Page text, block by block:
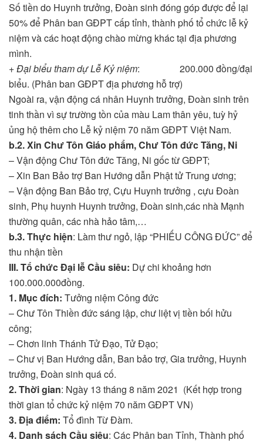
Số tiền do Huynh trưởng, Đoàn sinh đóng góp được để lại
50% để Phân ban GĐPT cấp tỉnh, thành phố tổ chức lễ kỷ
niệm và các hoạt động chào mừng khác tại địa phương
mình.
+Đại biểu tham dự Lễ Kỷ niệm: 200.000 đồng/đại
biểu. (Phân ban GĐPT địa phương hỗ trợ)
Ngoài ra, vận động cá nhân Huynh trưởng, Đoàn sinh trên
tinh thần vì sự trường tồn của màu Lam thân yêu, tuỳ hỷ
ủng hộ thêm cho Lễ kỷ niệm 70 năm GĐPT Việt Nam.
b.2. Xin Chư Tôn Giáo phẩm, Chư Tôn đức Tăng, Ni
– Vận động Chư Tôn đức Tăng, Ni gốc từ GĐPT;
– Xin Ban Bảo trợ Ban Hướng dẫn Phật tử Trung ương;
– Vận động Ban Bảo trợ, Cựu Huynh trưởng , cựu Đoàn
sinh, Phụ huynh Huynh trưởng, Đoàn sinh,các nhà Mạnh
thường quân, các nhà hảo tâm,…
b.3. Thực hiện: Làm thư ngỏ, lập “PHIẾU CÔNG ĐỨC” để
thu nhận tiền
III. Tổ chức Đại lễ Cầu siêu: Dự chi khoảng hơn
100.000.000đồng.
1. Mục đích: Tưởng niệm Công đức
– Chư Tôn Thiền đức sáng lập, chư liệt vị tiền bối hửu
công;
– Chơn linh Thánh Tử Đạo, Tử Đạo;
– Chư vị Ban Hướng dẫn, Ban bảo trợ, Gia trưởng, Huynh
trưởng, Đoàn sinh quá cố.
2. Thời gian: Ngày 13 tháng 8 năm 2021 (Kết hợp trong
thời gian tổ chức kỷ niệm 70 năm GĐPT VN)
3. Địa điểm: Tổ đình Từ Đàm.
4. Danh sách Cầu siêu: Các Phân ban Tỉnh, Thành phố